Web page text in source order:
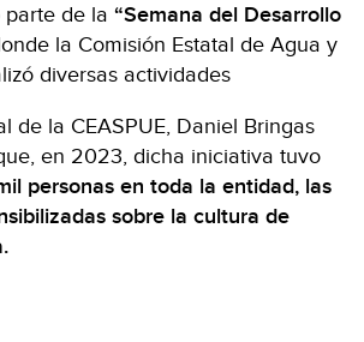
de la “Semana del Desarrollo
la Comisión Estatal de Agua y
diversas actividades
de la CEASPUE, Daniel Bringas
en 2023, dicha iniciativa tuvo
personas en toda la entidad, las
sobre la cultura de